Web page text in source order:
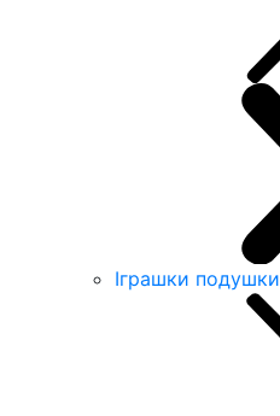
Іграшки подушки